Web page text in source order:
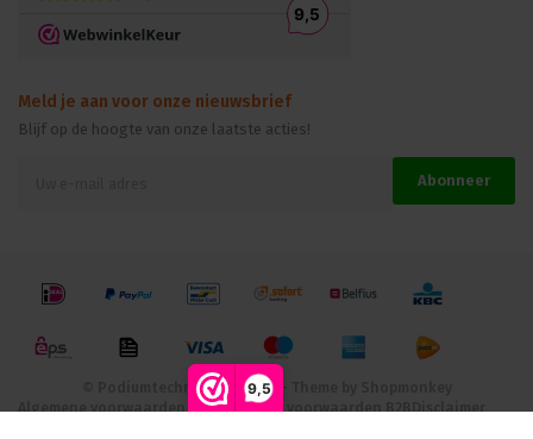
9,5
Meld je aan voor onze nieuwsbrief
Blijf op de hoogte van onze laatste acties!
Abonneer
© Podiumtechniek B.V. 2026 - Theme by
Algemene voorwaarden B2CAlgemene voorwaarden B2BDisclaimer